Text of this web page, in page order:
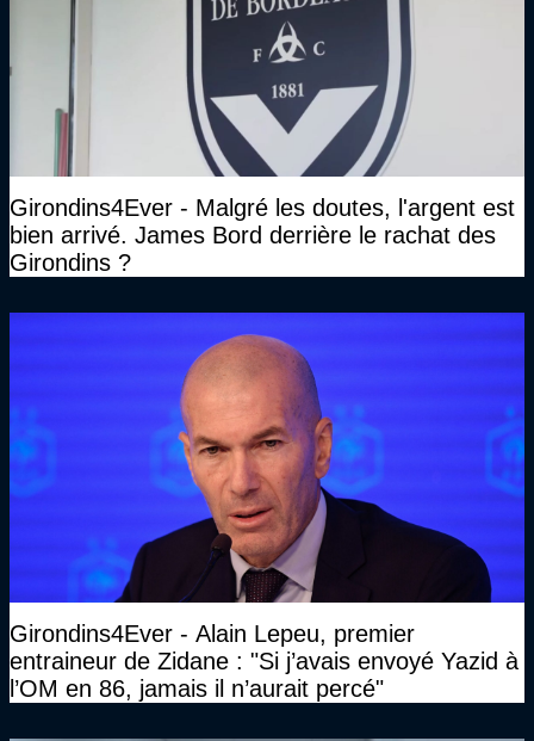
Girondins4Ever - Malgré les doutes, l'argent est
bien arrivé. James Bord derrière le rachat des
Girondins ?
Girondins4Ever - Alain Lepeu, premier
entraineur de Zidane : "Si j’avais envoyé Yazid à
l’OM en 86, jamais il n’aurait percé"